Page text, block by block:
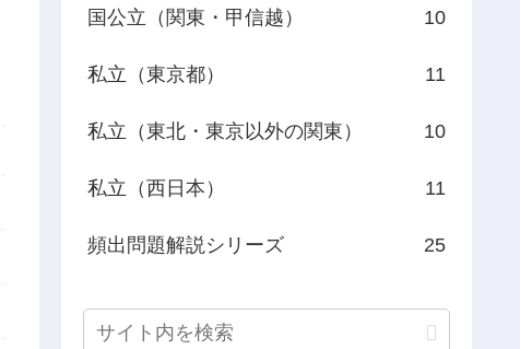
国公立（関東・甲信越） 10
私立（東京都） 11
私立（東北・東京以外の関東） 10
私立（西日本） 11
頻出問題解説シリーズ 25